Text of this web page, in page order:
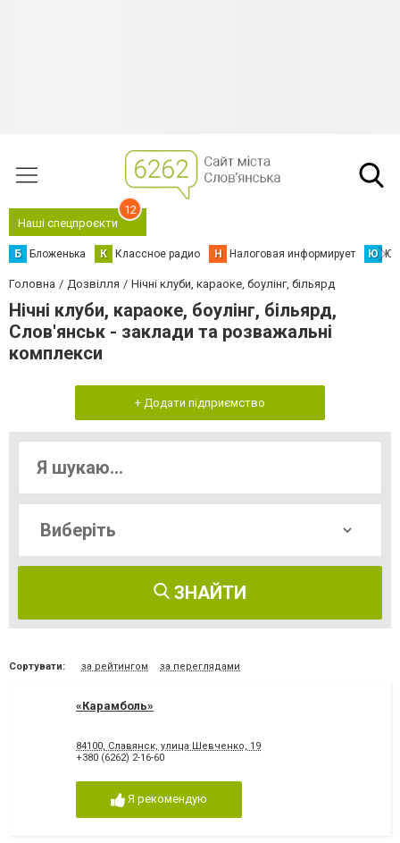
Наші спецпроєкти
12
Б Бложенька К Классное радио Н Налоговая информирует Ю
Головна Дозвілля Нічні клуби, караоке, боулінг, більярд
Нічні клуби, караоке, боулінг, більярд,
Слов'янськ - заклади та розважальні
комплекси
+ Додати підприємство
ЗНАЙТИ
Сортувати: за рейтингом за переглядами
«Карамболь»
84100, Славянск, улица Шевченко, 19
+380 (6262) 2-16-60
Я рекомендую